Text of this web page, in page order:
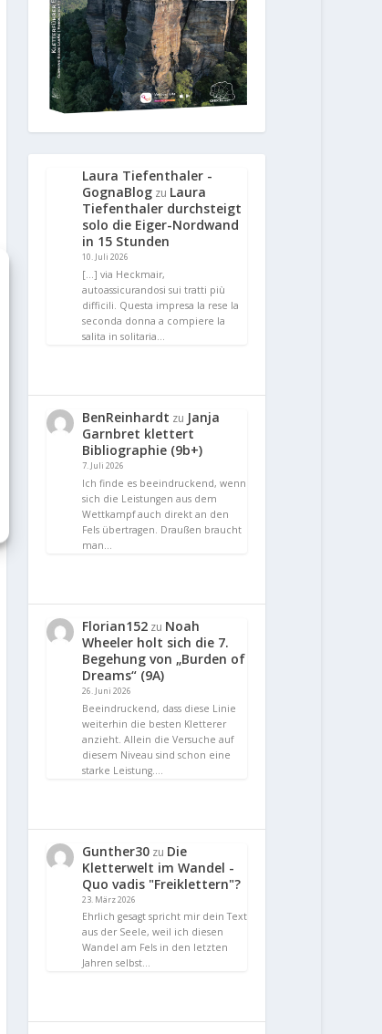
Laura Tiefenthaler -
GognaBlog zu Laura
Tiefenthaler durchsteigt
solo die Eiger-Nordwand
in 15 Stunden
10. Juli 2026
[…] via Heckmair,
autoassicurandosi sui tratti più
difficili. Questa impresa la rese la
seconda donna a compiere la
salita in solitaria…
BenReinhardt zu Janja
Garnbret klettert
Bibliographie (9b+)
7. Juli 2026
Ich finde es beeindruckend, wenn
sich die Leistungen aus dem
Wettkampf auch direkt an den
Fels übertragen. Draußen braucht
man…
Florian152 zu Noah
Wheeler holt sich die 7.
Begehung von „Burden of
Dreams“ (9A)
26. Juni 2026
Beeindruckend, dass diese Linie
weiterhin die besten Kletterer
anzieht. Allein die Versuche auf
diesem Niveau sind schon eine
starke Leistung.…
Gunther30 zu Die
Kletterwelt im Wandel -
Quo vadis "Freiklettern"?
23. März 2026
Ehrlich gesagt spricht mir dein Text
aus der Seele, weil ich diesen
Wandel am Fels in den letzten
Jahren selbst…